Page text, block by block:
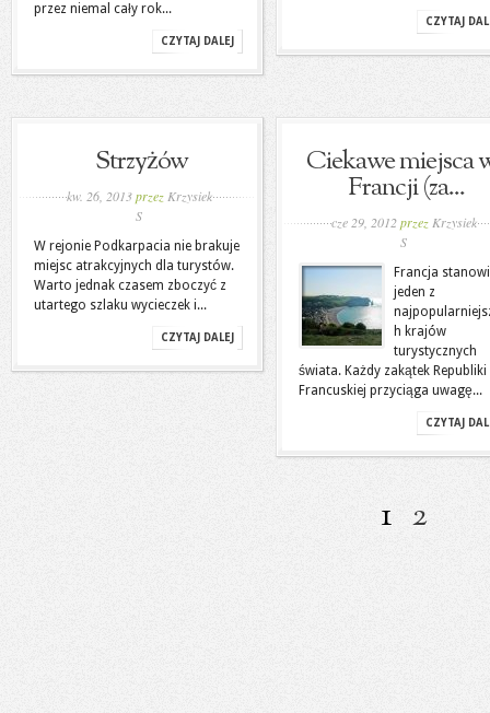
przez niemal cały rok...
CZYTAJ DALEJ
CZYTAJ
Strzyżów
kw. 26, 2013przez Krzysiek
S
W rejonie Podkarpacia nie brakuje
miejsc atrakcyjnych dla turystów.
Warto jednak czasem zboczyć z
utartego szlaku wycieczek i...
CZYTAJ DALEJ
Ciekawe miejsca
Francji (za...
cze 29, 2012przez Krzysiek
S
Francja stanowi
jeden z
h krajów
turystycznych
świata. Każdy zakątek Republiki
Francuskiej przyciąga uwagę...
CZYTAJ
1 2